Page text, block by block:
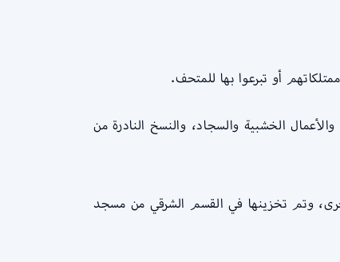
أو تبرعوا بها للمتحف.
الخشبية والسجاد، والنسخ النادرة من
وتم تخزينها في القسم الشرقي من مسجد